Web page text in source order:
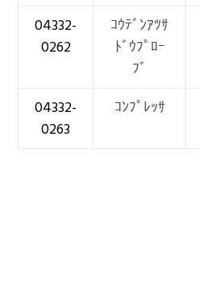
04332-
0262
ｺｳﾃﾞﾝｱﾂｻ
ﾄﾞｳﾌﾟﾛｰ
ﾌﾞ
04332-
0263
ｺﾝﾌﾟﾚｯｻ